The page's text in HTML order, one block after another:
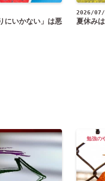
にいかない」は悪
2026/07/
夏休み
勉強の